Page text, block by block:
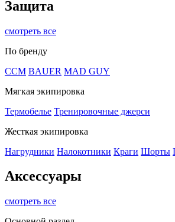
Защита
смотреть все
По бренду
CCM BAUER MAD GUY
Мягкая экипировка
Термобелье Тренировочные джерси
Жесткая экипировка
Нагрудники Налокотники Краги Шорты
Аксессуары
смотреть все